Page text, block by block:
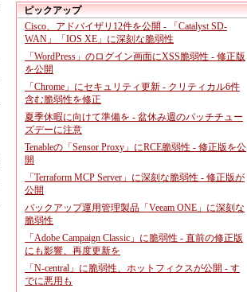
ピックアップ
Cisco、アドバイザリ12件を公開 - 「Catalyst SD-
WAN」「IOS XE」に深刻な脆弱性
「WordPress」のログイン画面にXSS脆弱性 - 修正版
を公開
「Chrome」にセキュリティ更新 - クリティカル6件
含む脆弱性を修正
夏季休暇に向けて準備を - 盆休み週のパッチチュー
ズデーに注意
Tenableの「Sensor Proxy」にRCE脆弱性 - 修正版を公
開
「Terraform MCP Server」に深刻な脆弱性 - 修正版が
公開
バックアップ運用管理製品「Veeam ONE」に深刻な
脆弱性
「Adobe Campaign Classic」に脆弱性 - 直前の修正版
にも影響、再度更新を
「N-central」に脆弱性、ホットフィクスが公開 - す
でに悪用も